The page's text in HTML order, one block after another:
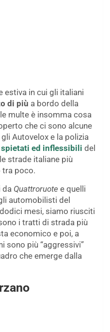
estiva in cui gli italiani
di più a bordo della
multe è insomma cosa
che ci sono alcune
Autovelox e la polizia
ed inflessibili del
strade italiane più
tra poco.
da Quattroruote e quelli
automobilisti del
mesi, siamo riusciti
i tratti di strada più
economico e poi, a
sono più “aggressivi”
che emerge dalla